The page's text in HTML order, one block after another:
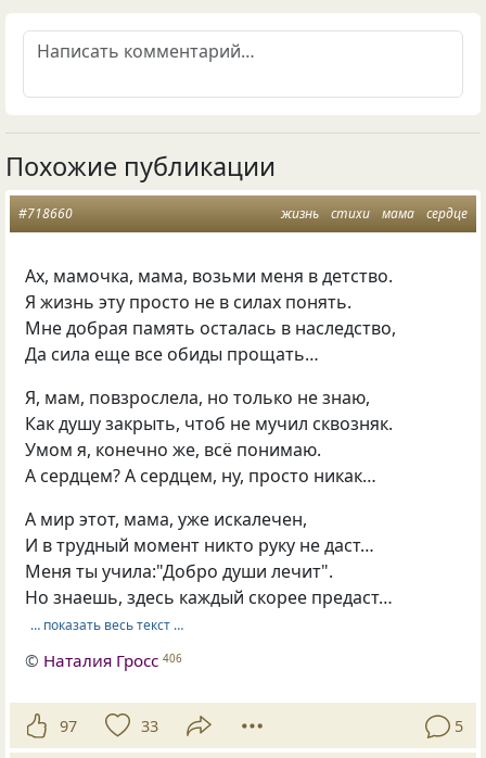
Похожие публикации
жизнь стихи мама сердце
#718660
Ах, мамочка, мама, возьми меня в детство.
Я жизнь эту просто не в силах понять.
Мне добрая память осталась в наследство,
Да сила еще все обиды прощать…
Я, мам, повзрослела, но только не знаю,
Как душу закрыть, чтоб не мучил сквозняк.
Умом я, конечно же, всё понимаю.
А сердцем? А сердцем, ну, просто никак…
А мир этот, мама, уже искалечен,
И в трудный момент никто руку не даст…
Меня ты учила:"Добро души лечит".
Но знаешь, здесь каждый скорее предаст…
… показать весь текст …
© Наталия Гросс 406
97 33 5